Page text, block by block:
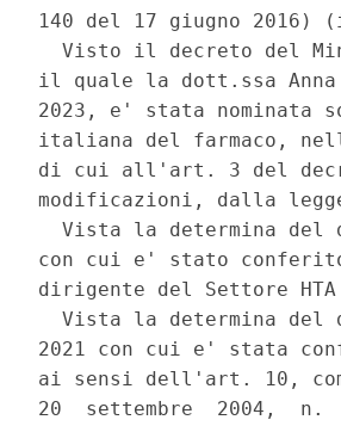
140 del 17 giugno 2016)
Visto il decreto del
il quale la dott.ssa Anna
2023, e' stata nominata
italiana del farmaco,
di cui all'art. 3 del
modificazioni, dalla
Vista la determina del
con cui e' stato
dirigente del Settore
Vista la determina del
2021 con cui e' stata
ai sensi dell'art. 10,
20  settembre  2004,